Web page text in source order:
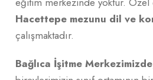
Hacettepe mezunu dil ve
çalışmaktadır.
Bağlıca İşitme Merkezimizde